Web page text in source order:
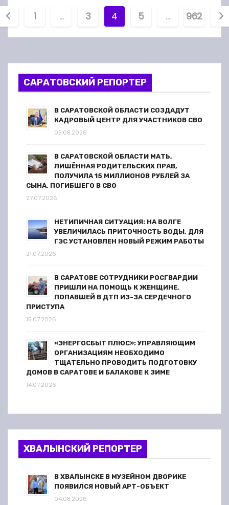
1 … 3 4 5 … 962
САРАТОВСКИЙ РЕПОРТЕР
В САРАТОВСКОЙ ОБЛАСТИ СОЗДАДУТ
КАДРОВЫЙ ЦЕНТР ДЛЯ УЧАСТНИКОВ СВО
05.08.2026
В САРАТОВСКОЙ ОБЛАСТИ МАТЬ,
ЛИШЁННАЯ РОДИТЕЛЬСКИХ ПРАВ,
ПОЛУЧИЛА 15 МИЛЛИОНОВ РУБЛЕЙ ЗА
СЫНА, ПОГИБШЕГО В СВО
27.07.2026
НЕТИПИЧНАЯ СИТУАЦИЯ: НА ВОЛГЕ
УВЕЛИЧИЛАСЬ ПРИТОЧНОСТЬ ВОДЫ, ДЛЯ
ГЭС УСТАНОВЛЕН НОВЫЙ РЕЖИМ РАБОТЫ
21.07.2026
В САРАТОВЕ СОТРУДНИКИ РОСГВАРДИИ
ПРИШЛИ НА ПОМОЩЬ К ЖЕНЩИНЕ,
ПОПАВШЕЙ В ДТП ИЗ-ЗА СЕРДЕЧНОГО
ПРИСТУПА
15.07.2026
«ЭНЕРГОСБЫТ ПЛЮС»: УПРАВЛЯЮЩИМ
ОРГАНИЗАЦИЯМ НЕОБХОДИМО
ТЩАТЕЛЬНО ПРОВОДИТЬ ПОДГОТОВКУ
ДОМОВ В САРАТОВЕ И БАЛАКОВЕ К ЗИМЕ
14.07.2026
ХВАЛЫНСКИЙ РЕПОРТЕР
В ХВАЛЫНСКЕ В МУЗЕЙНОМ ДВОРИКЕ
ПОЯВИЛСЯ НОВЫЙ АРТ-ОБЪЕКТ
04.08.2026